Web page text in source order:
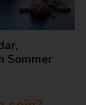
Sommer